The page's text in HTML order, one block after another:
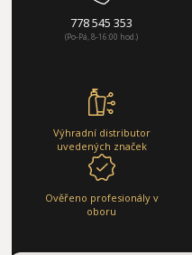
778 545 353
(Po-Pá, 8-16:00 hod.)
Výhradní distributor
uvedených značek
Ověřeno profesionály v
oboru